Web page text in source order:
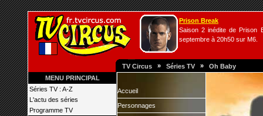
Prison Break
Saison 2 inédite de Prison
septembre à 20h50 sur M6.
TV Circus » Séries TV » Oh Baby
MENU PRINCIPAL
Séries TV : A-Z
L'actu des séries
Programme TV
Accueil
Personnages